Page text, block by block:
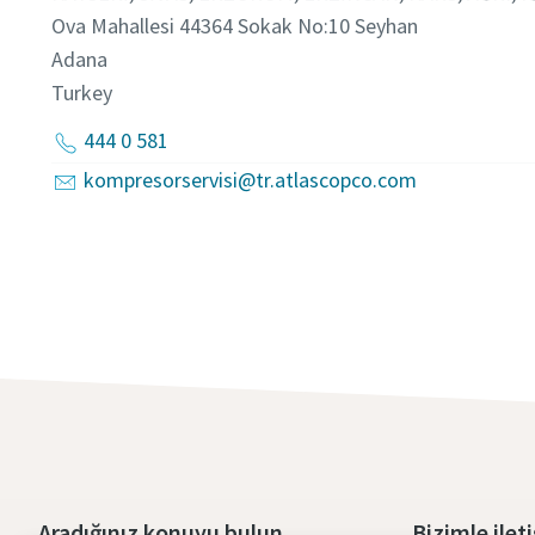
Ova Mahallesi 44364 Sokak No:10 Seyhan
Adana
Turkey
444 0 581
kompresorservisi@tr.atlascopco.com